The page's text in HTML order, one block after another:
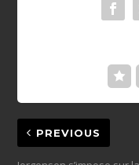
PREVIOUS